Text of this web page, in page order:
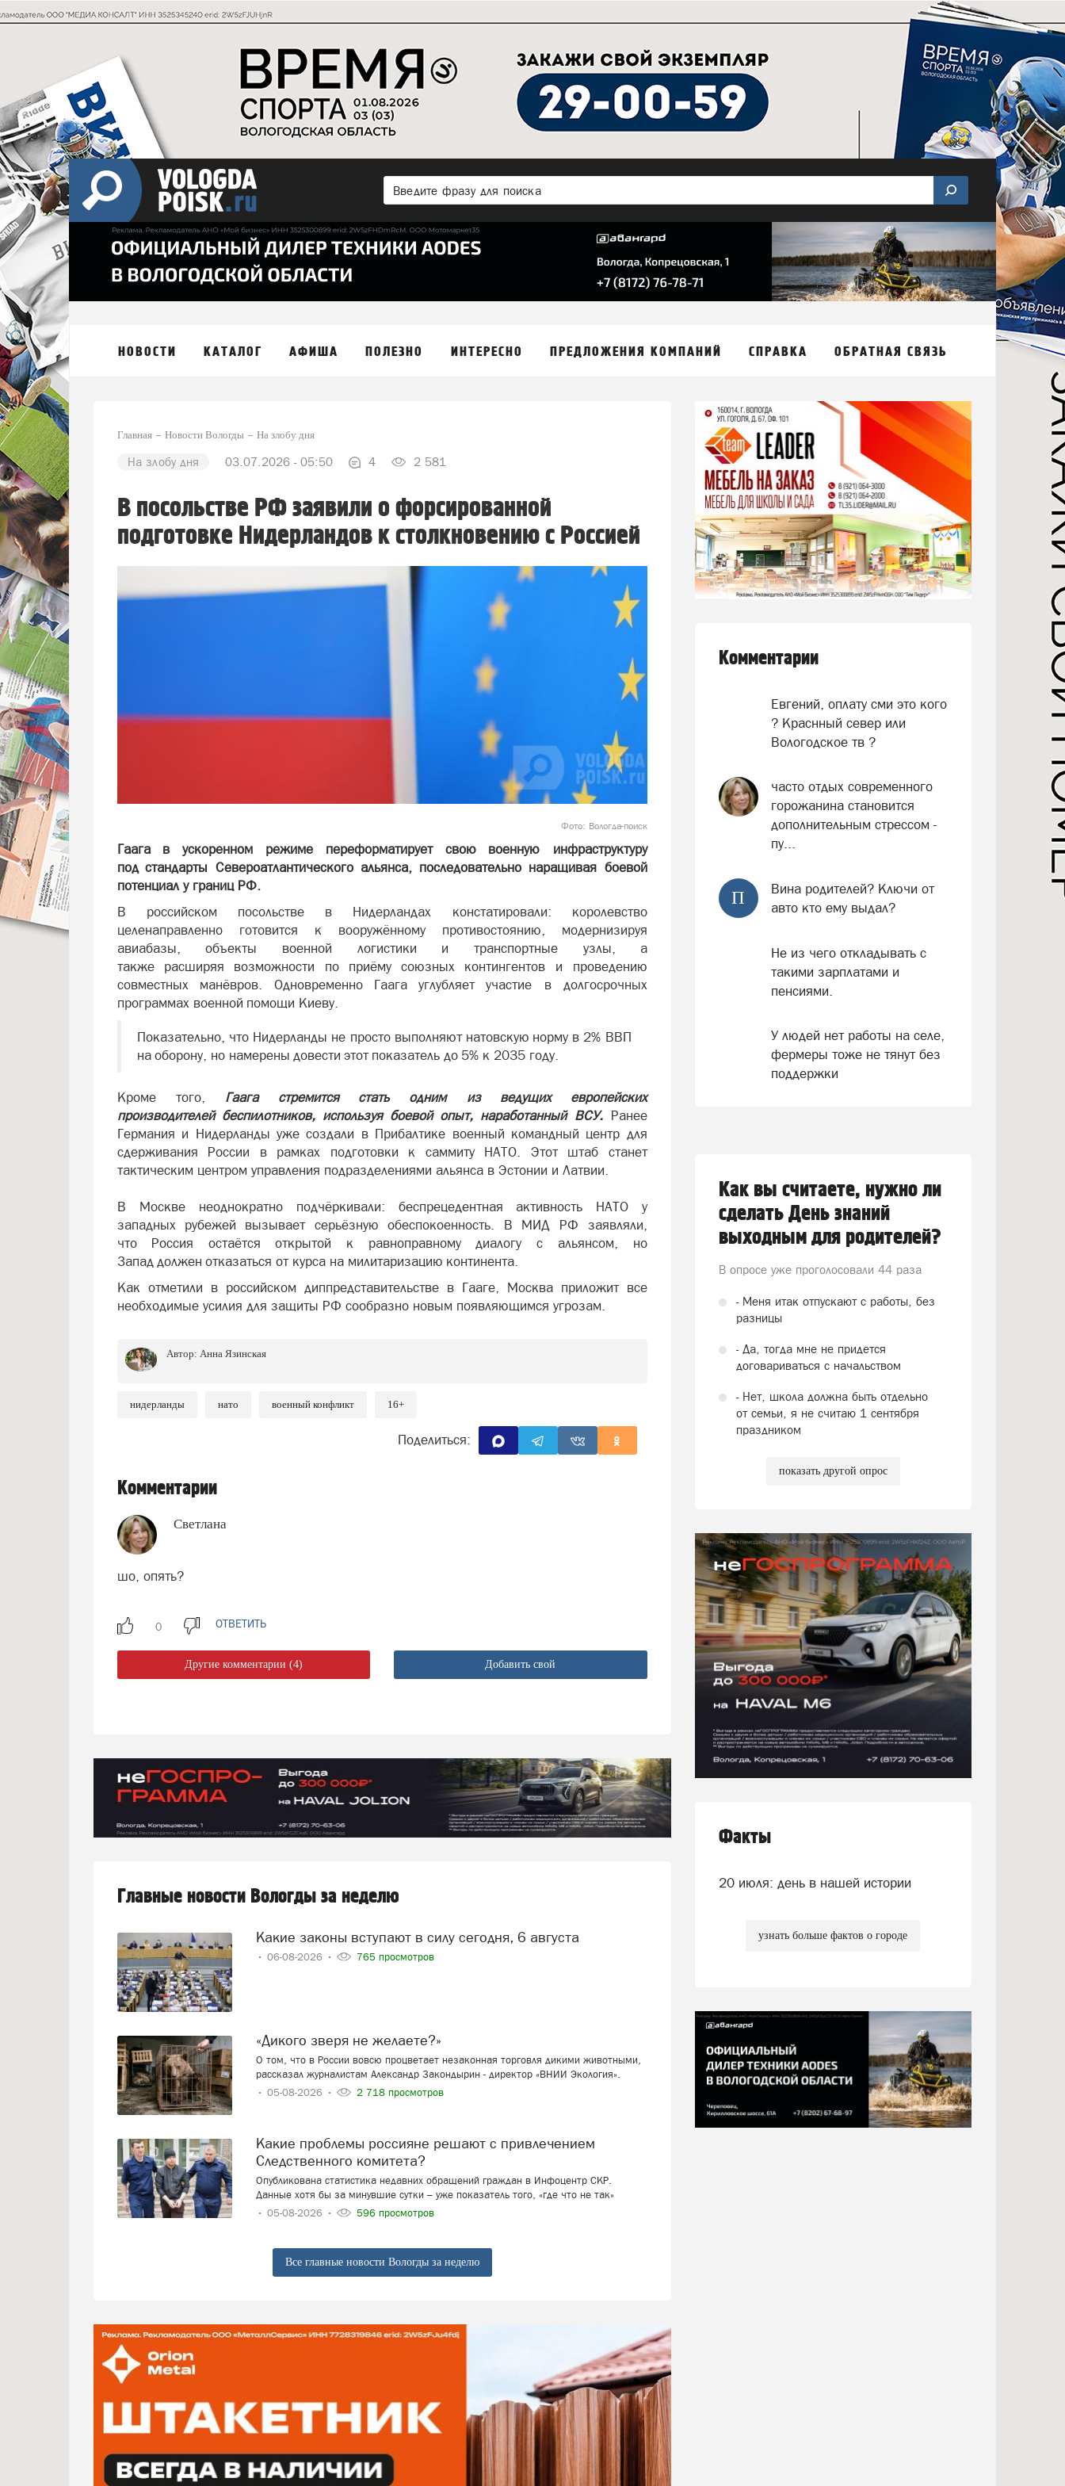
НОВОСТИ КАТАЛОГ АФИША ПОЛЕЗНО ИНТЕРЕСНО ПРЕДЛОЖЕНИЯ КОМПАНИЙ СПРАВКА ОБРАТНАЯ СВЯЗЬ
Главная Новости Вологды На злобу дня
На злобу дня 03.07.2026 - 05:50 4 2 581
В посольстве РФ заявили о форсированной
подготовке Нидерландов к столкновению с Россией
Фото: Вологда-поиск
Гаага в ускоренном режиме переформатирует свою военную инфраструктуру
под стандарты Североатлантического альянса, последовательно наращивая боевой
потенциал у границ РФ.
В российском посольстве в Нидерландах констатировали: королевство
целенаправленно готовится к вооружённому противостоянию, модернизируя
авиабазы, объекты военной логистики и транспортные узлы, а
также расширяя возможности по приёму союзных контингентов и проведению
совместных манёвров. Одновременно Гаага углубляет участие в долгосрочных
программах военной помощи Киеву.
Показательно, что Нидерланды не просто выполняют натовскую норму в 2% ВВП
на оборону, но намерены довести этот показатель до 5% к 2035 году.
Кроме того, Гаага стремится стать одним из ведущих европейских
производителей беспилотников, используя боевой опыт, наработанный ВСУ. Ранее
Германия и Нидерланды уже создали в Прибалтике военный командный центр для
сдерживания России в рамках подготовки к саммиту НАТО. Этот штаб станет
тактическим центром управления подразделениями альянса в Эстонии и Латвии.
В Москве неоднократно подчёркивали: беспрецедентная активность НАТО у
западных рубежей вызывает серьёзную обеспокоенность. В МИД РФ заявляли,
что Россия остаётся открытой к равноправному диалогу с альянсом, но
Запад должен отказаться от курса на милитаризацию континента.
Как отметили в российском диппредставительстве в Гааге, Москва приложит все
необходимые усилия для защиты РФ сообразно новым появляющимся угрозам.
Автор: Анна Язинская
нидерланды нато военный конфликт 16+
Поделиться:
Комментарии
Светлана
шо, опять?
ОТВЕТИТЬ
Другие комментарии (4) Добавить свой
Главные новости Вологды за неделю
Какие законы вступают в силу сегодня, 6 августа
06-08-2026 765 просмотров
«Дикого зверя не желаете?»
О том, что в России вовсю процветает незаконная торговля дикими животными,
рассказал журналистам Александр Закондырин - директор «ВНИИ Экология».
05-08-2026
2 718 просмотров
Какие проблемы россияне решают с привлечением
Следственного комитета?
Опубликована статистика недавних обращений граждан в Инфоцентр СКР.
Данные хотя бы за минувшие сутки – уже показатель того, «где что не так»
05-08-2026
596 просмотров
Все главные новости Вологды за неделю
Комментарии
Евгений, оплату сми это кого
? Краснный север или
Вологодское тв ?
часто отдых современного
горожанина становится
дополнительным стрессом -
пу...
П
Вина родителей? Ключи от
авто кто ему выдал?
Не из чего откладывать с
такими зарплатами и
пенсиями.
У людей нет работы на селе,
фермеры тоже не тянут без
поддержки
Как вы считаете, нужно ли
сделать День знаний
выходным для родителей?
В опросе уже проголосовали 44 раза
- Меня итак отпускают с работы, без
разницы
- Да, тогда мне не придется
договариваться с начальством
- Нет, школа должна быть отдельно
от семьи, я не считаю 1 сентября
праздником
показать другой опрос
Факты
20 июля: день в нашей истории
узнать больше фактов о городе